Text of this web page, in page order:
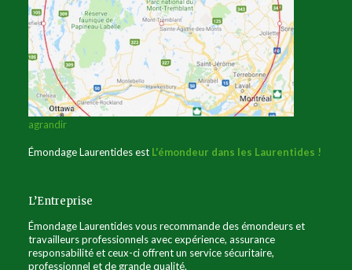
agrandir
Émondage Laurentides est L'émondeur dans les Laurentides !
L’Entreprise
Émondage Laurentides vous recommande des émondeurs et
travailleurs professionnels avec expérience, assurance
responsabilité et ceux-ci offrent un service sécuritaire,
professionnel et de grande qualité.